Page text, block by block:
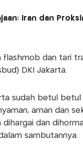
Iran dan
flashmob dan tari
DKI Jakarta.
sudah betul
aman dan
dihargai dan
sambutannya.